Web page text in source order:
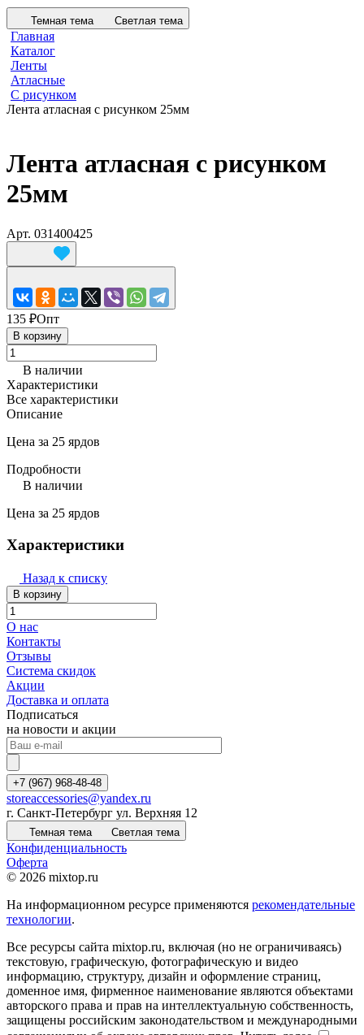
Темная тема Светлая тема
Главная
Каталог
Ленты
Атласные
С рисунком
Лента атласная с рисунком 25мм
Лента атласная с рисунком
25мм
Арт. 031400425
135 ₽Опт
В корзину
В наличии
Характеристики
Все характеристики
Описание
Цена за 25 ярдов
Подробности
В наличии
Цена за 25 ярдов
Характеристики
Назад к списку
В корзину
О нас
Контакты
Отзывы
Система скидок
Акции
Доставка и оплата
Подписаться
на новости и акции
+7 (967) 968-48-48
storeaccessories@yandex.ru
г. Санкт-Петербург ул. Верхняя 12
Темная тема Светлая тема
Конфиденциальность
Оферта
© 2026 mixtop.ru
На информационном ресурсе применяются рекомендательные
технологии.
Все ресурсы сайта mixtop.ru, включая (но не ограничиваясь)
текстовую, графическую, фотографическую и видео
информацию, структуру, дизайн и оформление страниц,
доменное имя, фирменное наименование являются объектами
авторского права и прав на интеллектуальную собственность,
защищены российским законодательством и международными